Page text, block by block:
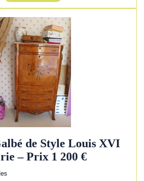
de Style Louis XVI
– Prix 1 200 €